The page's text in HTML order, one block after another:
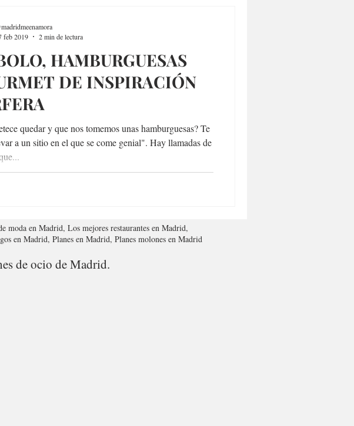
HAMBURGUESAS
DE INSPIRACIÓN
quedar y que nos tomemos unas hamburguesas? Te
a un sitio en el que se come genial". Hay llamadas de
feb 2019
2 min de lectura
moda en Madrid, Los mejores restaurantes en Madrid,
en Madrid, Planes en Madrid, Planes molones en Madrid
de ocio de Madrid.